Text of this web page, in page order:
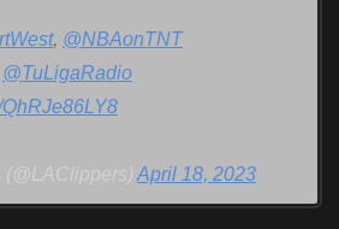
, @NBAonTNT
@TuLigaRadio
April 18, 2023